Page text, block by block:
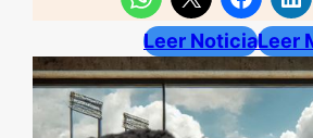
Leer NoticiaLeer